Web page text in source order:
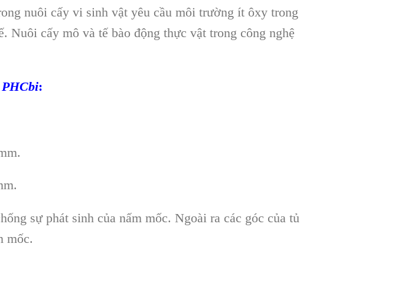
nuôi cấy vi sinh vật yêu cầu môi trường ít ôxy trong
cấy mô và tế bào động thực vật trong công nghệ
:
sự phát sinh của nấm mốc. Ngoài ra các góc của tủ
mốc.